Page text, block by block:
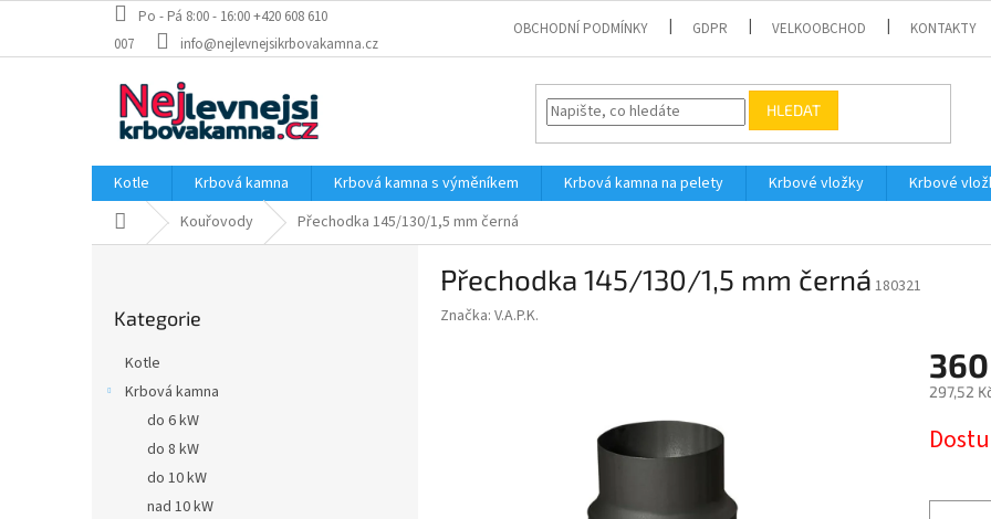
obsah
Po - Pá 8:00 - 16:00 +420 608 610
007
info@nejlevnejsikrbovakamna.cz
OBCHODNÍ PODMÍNKY GDPR VELKOOBCHOD KONTAKTY
HLEDAT
Kotle Krbová kamna Krbová kamna s výměníkem Krbová kamna na pelety Krbové vložky Krbové
Domů Kouřovody Přechodka 145/130/1,5 mm černá
kategorie
Kategorie
Kotle
Krbová kamna
do 6 kW
do 8 kW
do 10 kW
nad 10 kW
Přechodka 145/130/1,5 mm černá 180321
Značka: V.A.P.K.
297,52
cena: